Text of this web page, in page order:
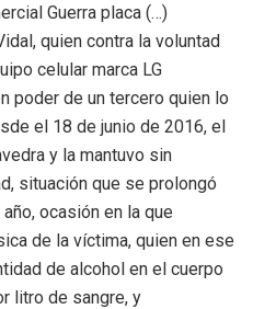
Guerra placa (…)
quien contra la voluntad
celular marca LG
poder de un tercero quien lo
el 18 de junio de 2016, el
y la mantuvo sin
situación que se prolongó
ocasión en la que
de la víctima, quien en ese
de alcohol en el cuerpo
litro de sangre, y